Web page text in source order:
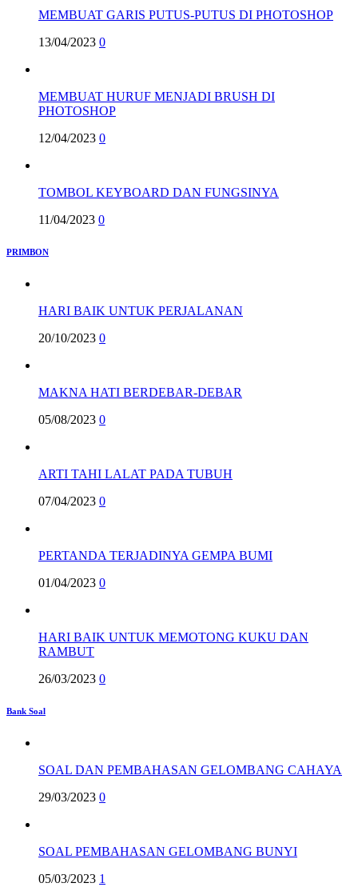
MEMBUAT GARIS PUTUS-PUTUS DI PHOTOSHOP
13/04/2023 0
MEMBUAT HURUF MENJADI BRUSH DI
PHOTOSHOP
12/04/2023 0
TOMBOL KEYBOARD DAN FUNGSINYA
11/04/2023 0
PRIMBON
HARI BAIK UNTUK PERJALANAN
20/10/2023 0
MAKNA HATI BERDEBAR-DEBAR
05/08/2023 0
ARTI TAHI LALAT PADA TUBUH
07/04/2023 0
PERTANDA TERJADINYA GEMPA BUMI
01/04/2023 0
HARI BAIK UNTUK MEMOTONG KUKU DAN
RAMBUT
26/03/2023 0
Bank Soal
SOAL DAN PEMBAHASAN GELOMBANG CAHAYA
29/03/2023 0
SOAL PEMBAHASAN GELOMBANG BUNYI
05/03/2023 1